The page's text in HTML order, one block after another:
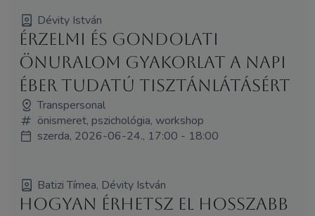
Dévity István
Érzelmi és gondolati
önuralom gyakorlat a napi
éber tudatú tisztánlátásért
Transpersonal
önismeret, pszichológia, workshop
szerda, 2026-06-24., 17:00 - 18:00
Batizi Tímea, Dévity István
Hogyan érhetsz el hosszabb